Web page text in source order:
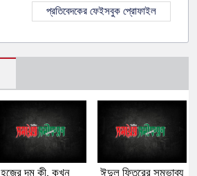
প্রতিবেদকের ফেইসবুক প্রোফাইল
হজের দম কী, কখন ঈদুল ফিতরের সম্ভাব্য